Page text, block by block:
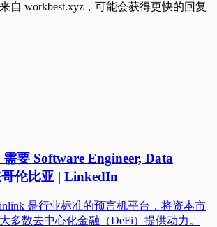
自 workbest.xyz ，可能会获得更快的回复
要 Software Engineer, Data
伦比亚 | LinkedIn
是行业标准的预言机平台，将资本市
多数去中心化金融（DeFi）提供动力。